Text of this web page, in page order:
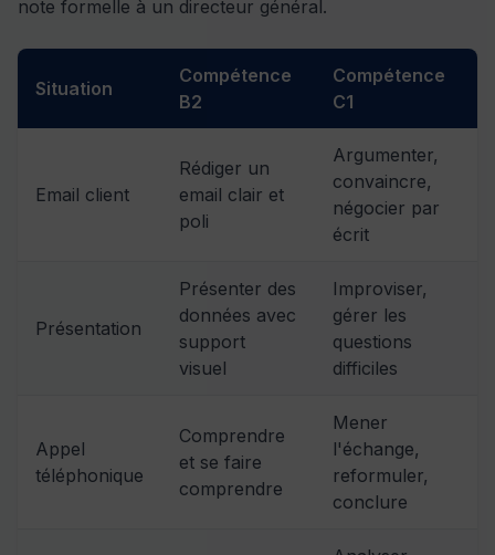
note formelle à un directeur général.
Situation
Compétence
B2
Compétence
C1
Email client
Rédiger un
email clair et
poli
Argumenter,
convaincre,
négocier par
écrit
Présentation
Présenter des
données avec
support
visuel
Improviser,
gérer les
questions
difficiles
Appel
téléphonique
Comprendre
et se faire
comprendre
Mener
l'échange,
reformuler,
conclure